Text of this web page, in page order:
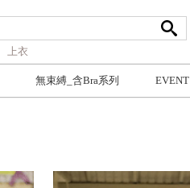
無束縛_含Bra系列 EVENT
上衣